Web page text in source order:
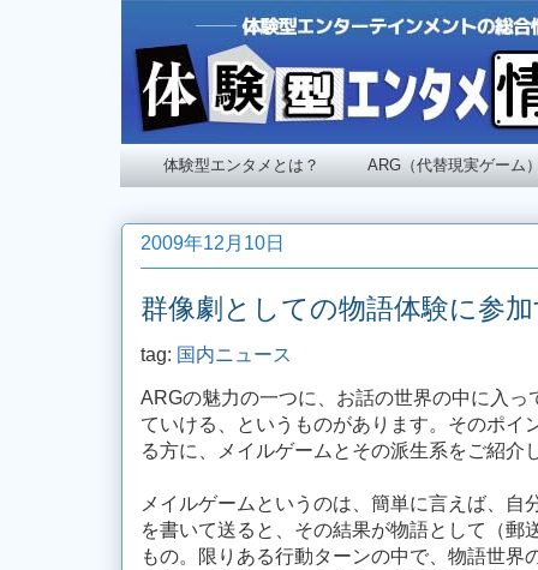
体験型エンタメとは？ ARG（代替現実ゲーム
2009年12月10日
群像劇としての物語体験に参
tag: 国内ニュース
ARGの魅力の一つに、お話の世界の中に入っ
ていける、というものがあります。そのポイ
る方に、メイルゲームとその派生系をご紹介
メイルゲームというのは、簡単に言えば、自
を書いて送ると、その結果が物語として（郵
もの。限りある行動ターンの中で、物語世界